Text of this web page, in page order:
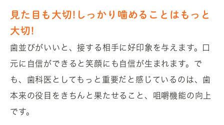
見た目も大切!しっかり噛めることはもっと
大切!
歯並びがいいと、接する相手に好印象を与えます。口
元に自信ができると笑顔にも自信が生まれます。で
も、歯科医としてもっと重要だと感じているのは、歯
本来の役目をきちんと果たせること、咀嚼機能の向上
です。